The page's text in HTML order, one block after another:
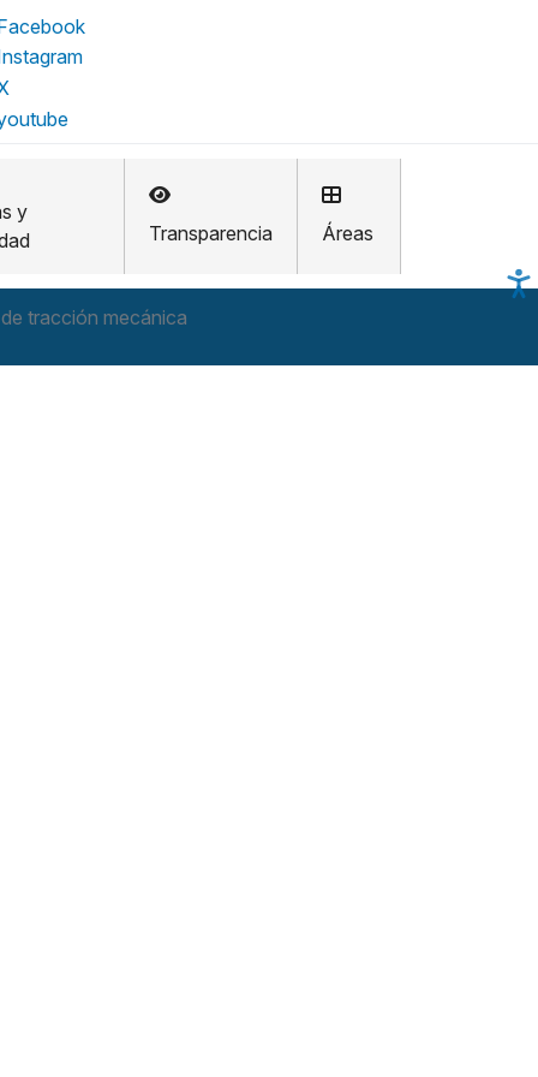
y
Transparencia Áreas
tracción mecánica